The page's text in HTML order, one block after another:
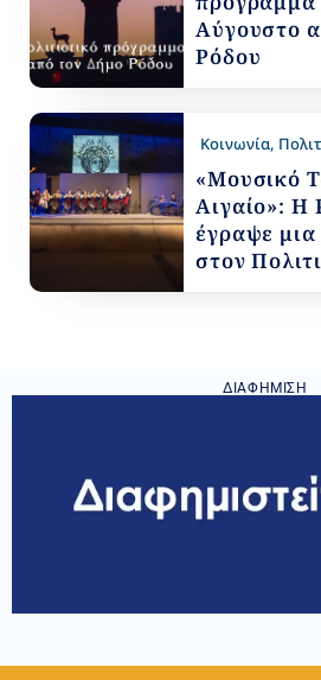
Αύγουστο
Ρόδου
Κοινωνία,
«Μουσικό
Αιγαίο»: Η
έγραψε μια
στον
ΔΙΑΦΉΜΙΣΗ